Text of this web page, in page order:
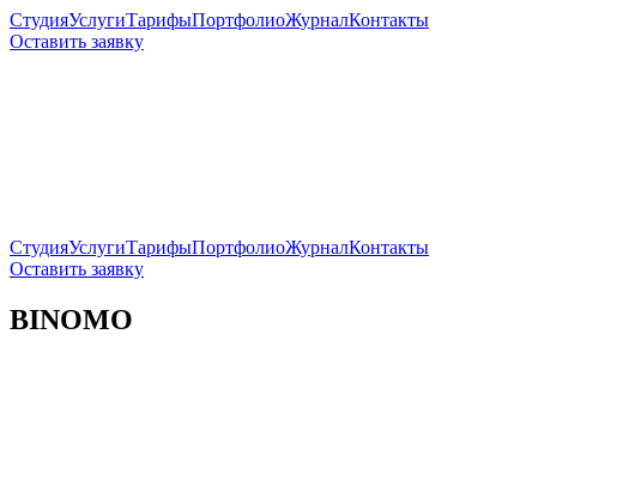
СтудияУслугиТарифыПортфолиоЖурналКонтакты
Оставить заявку
СтудияУслугиТарифыПортфолиоЖурналКонтакты
Оставить заявку
BINOMO